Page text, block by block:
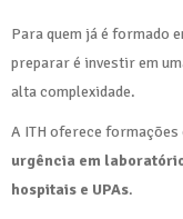
Para quem já é formado
preparar é investir em
alta complexidade.
A ITH oferece formações
urgência em
hospitais e UPAs.